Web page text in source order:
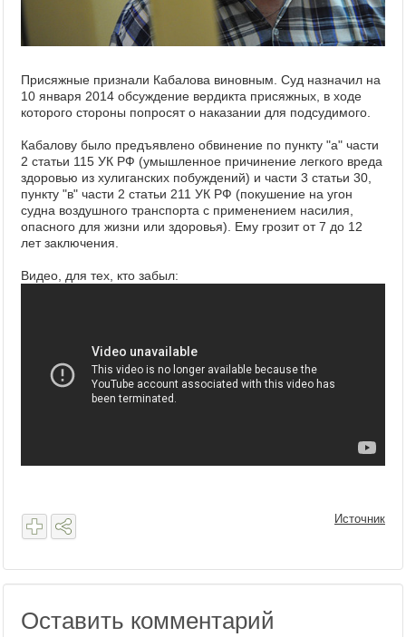
Присяжные признали Кабалова виновным. Суд назначил на
10 января 2014 обсуждение вердикта присяжных, в ходе
которого стороны попросят о наказании для подсудимого.
Кабалову было предъявлено обвинение по пункту "а" части
2 статьи 115 УК РФ (умышленное причинение легкого вреда
здоровью из хулиганских побуждений) и части 3 статьи 30,
пункту "в" части 2 статьи 211 УК РФ (покушение на угон
судна воздушного транспорта с применением насилия,
опасного для жизни или здоровья). Ему грозит от 7 до 12
лет заключения.
Видео, для тех, кто забыл:
Источник
Оставить комментарий